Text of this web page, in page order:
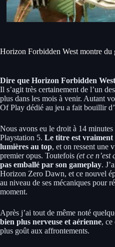
Horizon Forbidden West montre du
Dire que Horizon Forbidden
Il s’agit très certainement de l’un
plus dans les mois à venir. Autant
Of Play dédié au jeu a fait bouillir
Nous avons eu le droit à 14
Playstation 5. Le titre est vraiment
lumières au top, et on ressent une
premier opus. Toutefois (et ce n’est
pas emballé par son gameplay.
Horizon Zero Dawn, et ce nouvel
au niveau de ses mécaniques pour
moment.
Après j’ai tout de même noté
bien plus nerveuse et aérienne, ce
plus goût aux affrontements.